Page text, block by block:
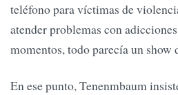
teléfono para víctimas de
atender problemas con
momentos, todo parecía un show
En ese punto, Tenenmbaum